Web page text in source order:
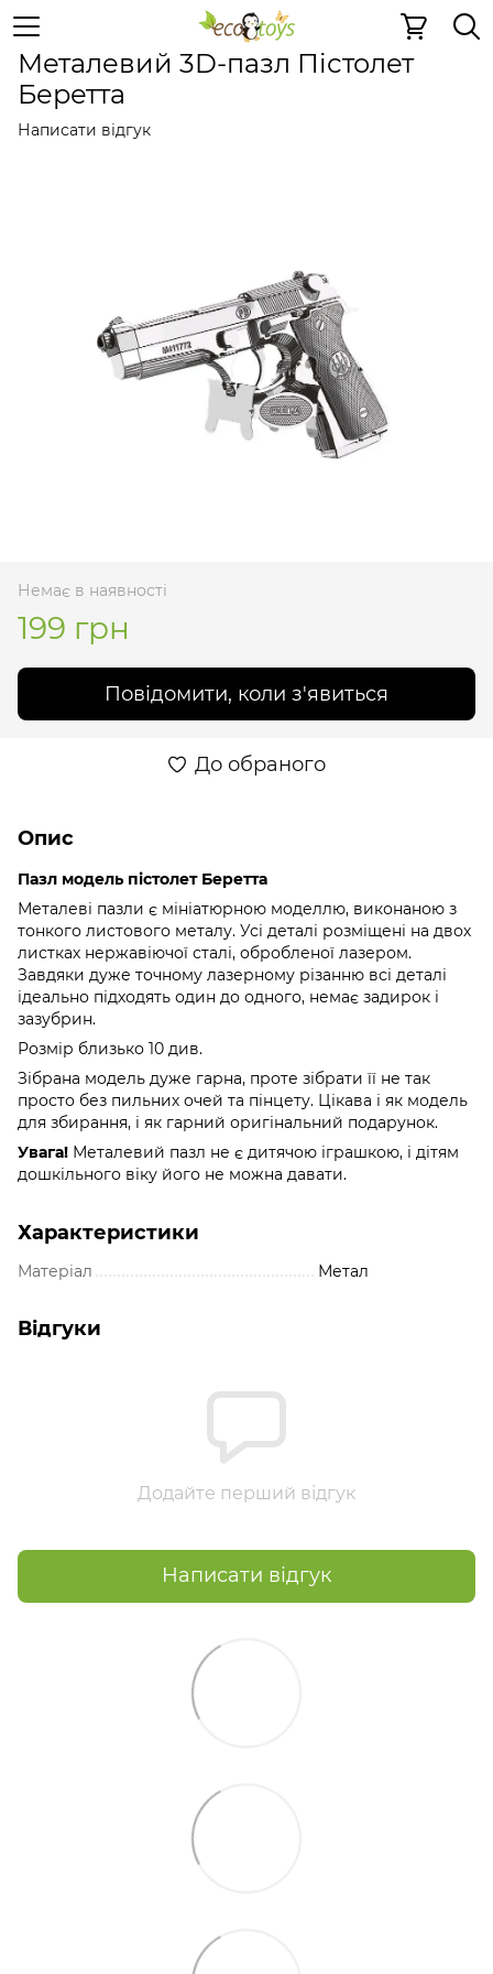
Металеві 3D пазли Металеві 3D
Металевий 3D-пазл Пістолет
Беретта
Написати відгук
Немає в наявності
199 грн
Повідомити, коли з'явиться
До обраного
Опис
Пазл модель пістолет Беретта
Металеві пазли є мініатюрною моделлю, виконаною з
тонкого листового металу. Усі деталі розміщені на двох
листках нержавіючої сталі, обробленої лазером.
Завдяки дуже точному лазерному різанню всі деталі
ідеально підходять один до одного, немає задирок і
зазубрин.
Розмір близько 10 див.
Зібрана модель дуже гарна, проте зібрати її не так
просто без пильних очей та пінцету. Цікава і як модель
для збирання, і як гарний оригінальний подарунок.
Увага! Металевий пазл не є дитячою іграшкою, і дітям
дошкільного віку його не можна давати.
Характеристики
Матеріал Метал
Відгуки
Додайте перший відгук
Написати відгук